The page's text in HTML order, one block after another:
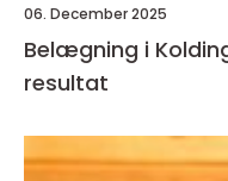
06. December 2025
Belægning i
resultat